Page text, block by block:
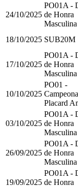
24/10/2025
PO01A -
de Honra
Masculina
18/10/2025 SUB20M
17/10/2025
PO01A -
de Honra
Masculina
10/10/2025
PO01 -
Placard
03/10/2025
PO01A -
de Honra
Masculina
26/09/2025
PO01A -
de Honra
Masculina
19/09/2025
PO01A -
de Honra